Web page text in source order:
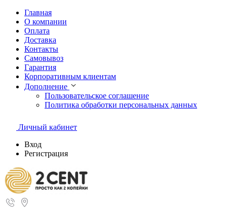
Главная
О компании
Оплата
Доставка
Контакты
Самовывоз
Гарантия
Корпоративным клиентам
Дополнение
Пользовательское соглашение
Политика обработки персональных данных
Личный кабинет
Вход
Регистрация